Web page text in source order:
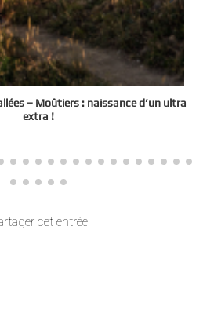
– Moûtiers : naissance d’un ultra
extra !
cet entrée